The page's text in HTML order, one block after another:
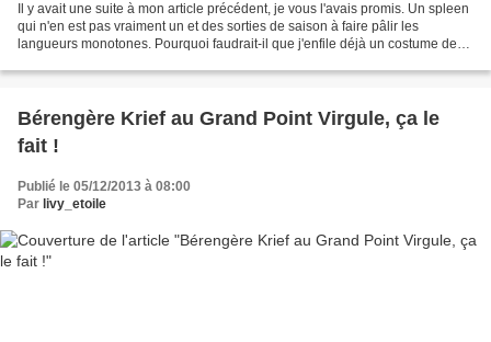
Il y avait une suite à mon article précédent, je vous l'avais promis. Un spleen
qui n'en est pas vraiment un et des sorties de saison à faire pâlir les
langueurs monotones. Pourquoi faudrait-il que j'enfile déjà un costume de
Bérengère Krief au Grand Point Virgule, ça le
fait !
Publié le 05/12/2013 à 08:00
Par livy_etoile